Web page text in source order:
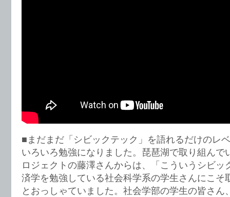
■まだまだ「シビックテック」を語れるだけのレ
いろいろ勉強になりました。琵琶湖で取り組んで
ロジェクトの藤澤さんからは、「こういうシビッ
済学を勉強している社会科学系の学生さんにこそ
とおっしゃていました。社会学部の学生の皆さん